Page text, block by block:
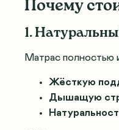
Почему
1.
Матрас полностью
Жёсткую
Дышащую